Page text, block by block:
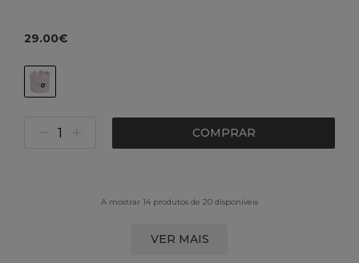
29.00€
COMPRAR
A mostrar 14 produtos de 20 disponíveis
VER MAIS